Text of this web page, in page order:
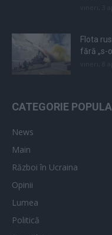
Flota
fără „s-o
CATEGORIE
News
Main
Război în Ucraina
Opinii
Lumea
Politică